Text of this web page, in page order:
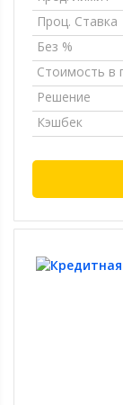
Проц. Ставка
Без %
Стоимость в
Решение
Кэшбек